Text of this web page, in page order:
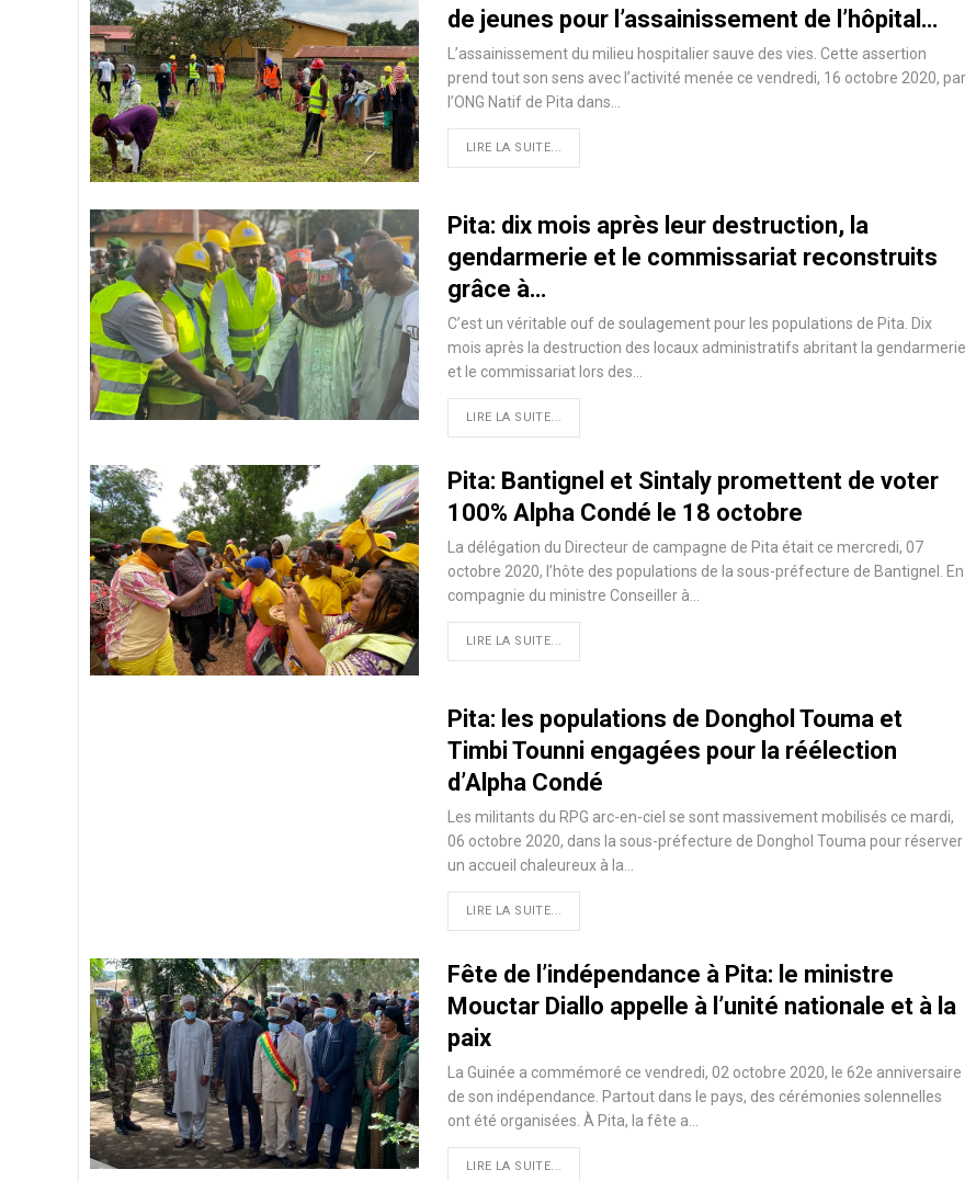
de jeunes pour l’assainissement de l’hôpital…
L’assainissement du milieu hospitalier sauve des vies. Cette assertion
prend tout son sens avec l’activité menée ce vendredi, 16 octobre 2020, par
l’ONG Natif de Pita dans
LIRE LA SUITE...
Pita: dix mois après leur destruction, la
gendarmerie et le commissariat reconstruits
grâce à…
C’est un véritable ouf de soulagement pour les populations de Pita. Dix
mois après la destruction des locaux administratifs abritant la gendarmerie
et le commissariat lors des
LIRE LA SUITE...
Pita: Bantignel et Sintaly promettent de voter
100% Alpha Condé le 18 octobre
La délégation du Directeur de campagne de Pita était ce mercredi, 07
octobre 2020, l’hôte des populations de la sous-préfecture de Bantignel. En
compagnie du ministre Conseiller à
LIRE LA SUITE...
Pita: les populations de Donghol Touma et
Timbi Tounni engagées pour la réélection
d’Alpha Condé
Les militants du RPG arc-en-ciel se sont massivement mobilisés ce mardi,
06 octobre 2020, dans la sous-préfecture de Donghol Touma pour réserver
un accueil chaleureux à la
LIRE LA SUITE...
Fête de l’indépendance à Pita: le ministre
Mouctar Diallo appelle à l’unité nationale et à la
paix
La Guinée a commémoré ce vendredi, 02 octobre 2020, le 62e anniversaire
de son indépendance. Partout dans le pays, des cérémonies solennelles
ont été organisées. À Pita, la fête a
LIRE LA SUITE...